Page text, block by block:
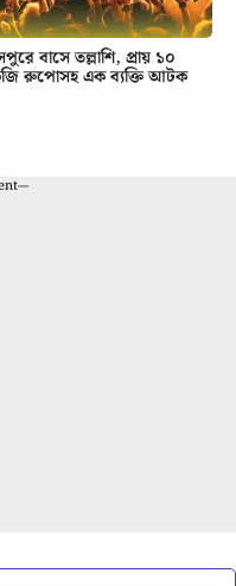
বাসে তল্লাশি, প্রায় ১০
রুপোসহ এক ব্যক্তি আটক